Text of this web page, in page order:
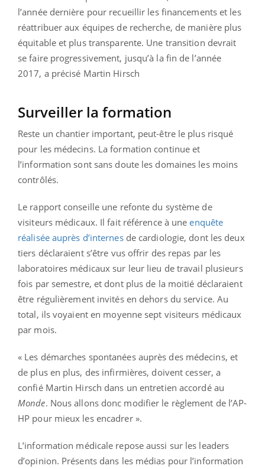
l’année dernière pour recueillir les financements et les
réattribuer aux équipes de recherche, de manière plus
équitable et plus transparente. Une transition devrait
se faire progressivement, jusqu’à la fin de l’année
2017, a précisé Martin Hirsch
Surveiller la formation
Reste un chantier important, peut-être le plus risqué
pour les médecins. La formation continue et
l’information sont sans doute les domaines les moins
contrôlés.
Le rapport conseille une refonte du système de
visiteurs médicaux. Il fait référence à uneenquête
réalisée auprès d’internesde cardiologie, dont les deux
tiers déclaraient s’être vus offrir des repas par les
laboratoires médicaux sur leur lieu de travail plusieurs
fois par semestre, et dont plus de la moitié déclaraient
être régulièrement invités en dehors du service. Au
total, ils voyaient en moyenne sept visiteurs médicaux
par mois.
« Les démarches spontanées auprès des médecins, et
de plus en plus, des infirmières, doivent cesser, a
confié Martin Hirsch dans un entretien accordé au
Monde. Nous allons donc modifier le règlement de l’AP-
HP pour mieux les encadrer ».
L’information médicale repose aussi sur les leaders
d’opinion. Présents dans les médias pour l’information